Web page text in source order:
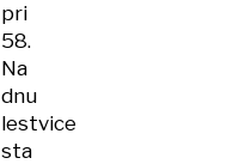
pri
58.
Na
dnu
lestvice
sta